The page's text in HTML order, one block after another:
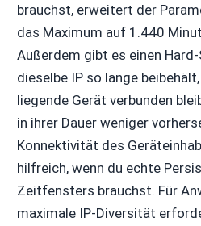
brauchst, erweitert der
das Maximum auf 1.440
Außerdem gibt es einen
dieselbe IP so lange
liegende Gerät verbunden
in ihrer Dauer weniger
Konnektivität des
hilfreich, wenn du echte
Zeitfensters brauchst. Für
maximale IP-Diversität